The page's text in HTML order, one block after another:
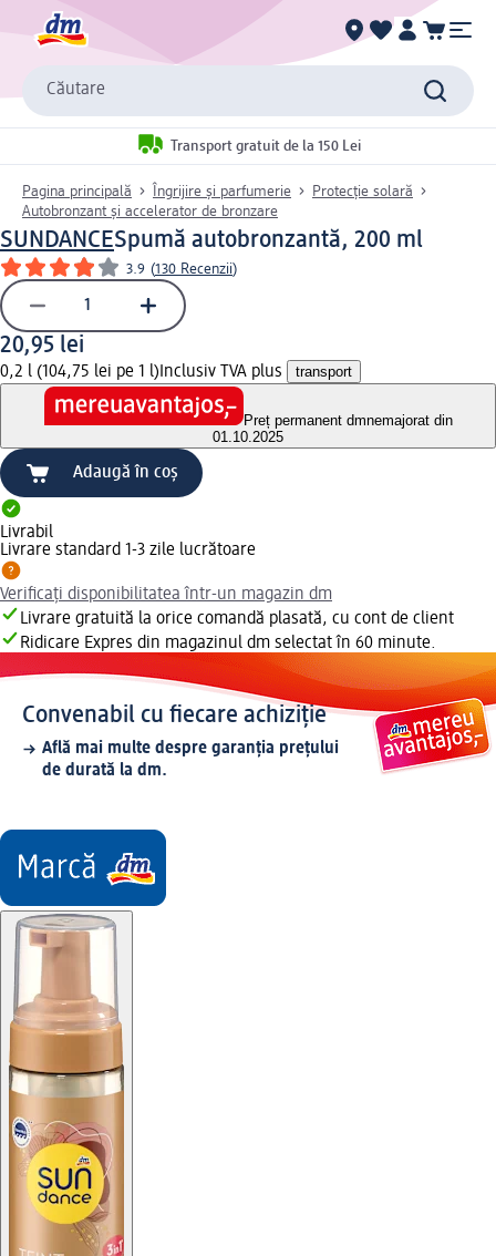
Căutare
Transport gratuit de la 150 Lei
Pagina principală Îngrijire și parfumerie
Protecție solară
Autobronzant și accelerator de bronzare
SUNDANCESpumă autobronzantă, 200 ml
3.9 (130 Recenzii)
20,95 lei
0,2 l (104,75 lei pe 1 l) Inclusiv TVA plus transport
Preț permanent dmnemajorat din
01.10.2025
Adaugă în coș
Livrabil
Livrare standard 1-3 zile lucrătoare
Verificați disponibilitatea într-un magazin dm
Livrare gratuită la orice comandă plasată, cu cont de client
Ridicare Expres din magazinul dm selectat în 60 minute.
Convenabil cu fiecare achiziție
Află mai multe despre garanția prețului
de durată la dm.